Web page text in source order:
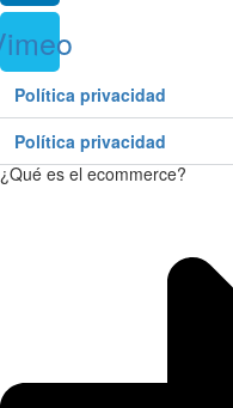
Política privacidad
Política privacidad
¿Qué es el ecommerce?